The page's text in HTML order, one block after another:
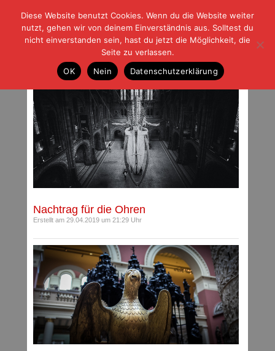
| | |BLOG-GFußball und der Rest
HOME|REGELN|IMPRESSUM |DATENSCHUTZ
Archiv für April 2019
Nachtrag für die Ohren
Erstellt am 29.04.2019 um 21:29 Uhr
Diese Website benutzt Cookies. Wenn du die Website weiter
nutzt, gehen wir von deinem Einverständnis aus. Solltest du
nicht einverstanden sein, hast du jetzt die Möglichkeit, die
Seite zu verlassen.
OK
Nein Datenschutzerklärung